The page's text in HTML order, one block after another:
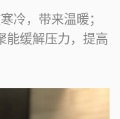
冷，带来温暖；
能缓解压力，提高